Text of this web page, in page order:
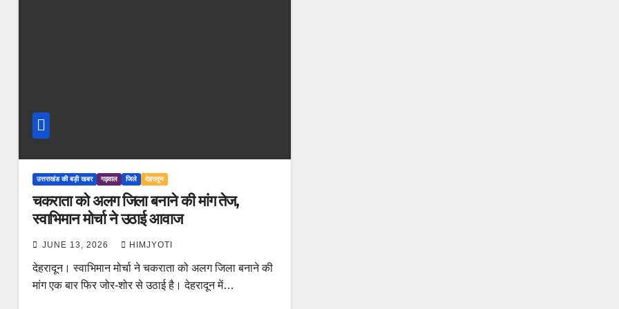
उत्तराखंड की बड़ी खबर गढ़वाल जिले देहरादून
चकराता को अलग जिला बनाने की मांग तेज,
स्वाभिमान मोर्चा ने उठाई आवाज
JUNE 13, 2026 HIMJYOTI
देहरादून। स्वाभिमान मोर्चा ने चकराता को अलग जिला बनाने की
मांग एक बार फिर जोर-शोर से उठाई है। देहरादून में…